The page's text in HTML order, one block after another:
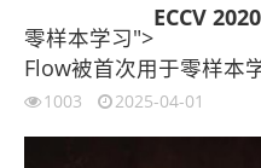
零样本学习">
ECCV 2020
Flow被首次用于零样本
1003 2025-04-01